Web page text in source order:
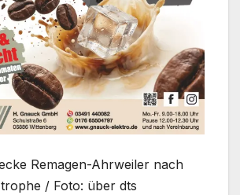
Remagen-Ahrweiler nach
/ Foto: über dts